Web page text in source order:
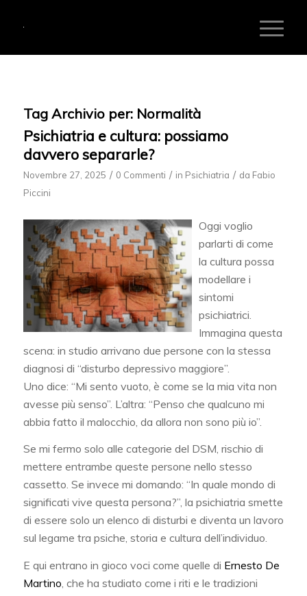
Tag Archivio per: Normalità
Psichiatria e cultura: possiamo
davvero separarle?
Novembre 27, 2025 / 0 Commenti / in Psichiatria / da Fabio
Piccini
Oggi voglio
parlarti di come
la cultura possa
modellare i
sintomi
psichiatrici.
Immagina questa
scena: in studio arrivano due persone con la stessa
diagnosi di “disturbo depressivo maggiore”.
Uno dice: “Mi sento vuoto, è come se la mia vita non
avesse più senso”. L’altra: “Penso che qualcuno mi
abbia fatto il malocchio, da allora non sono più io”.
Se mi fermo solo alle categorie del DSM, rischio di
mettere entrambe queste persone nello stesso
cassetto. Se invece mi domando: “In quale mondo di
significati vive questa persona?”, la psichiatria smette
di essere solo un elenco di disturbi e diventa un lavoro
sul legame tra psiche, storia e cultura dell’individuo.
E qui entrano in gioco voci come quelle di Ernesto De
Martino , che ha studiato come i riti e le tradizioni